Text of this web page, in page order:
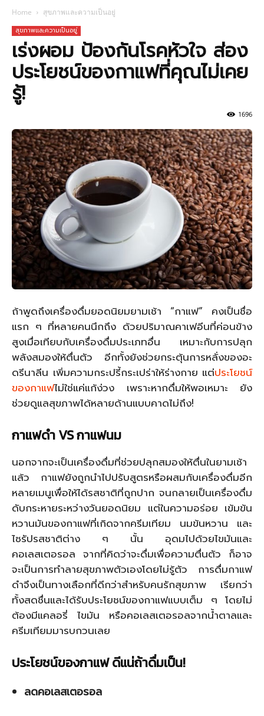
Home สุขภาพและความเป็นอยู่
สุขภาพและความเป็นอยู่
เร่งผอม ป้องกันโรคหัวใจ ส่อง
ประโยชน์ของกาแฟที่คุณไม่เคย
รู้!
1696
ถ้าพูดถึงเครื่องดื่มยอดนิยมยามเช้า “กาแฟ” คงเป็นชื่อ
แรก ๆ ที่หลายคนนึกถึง ด้วยปริมาณคาเฟอีนที่ค่อนข้าง
สูงเมื่อเทียบกับเครื่องดื่มประเภทอื่น เหมาะกับการปลุก
พลังสมองให้ตื่นตัว อีกทั้งยังช่วยกระตุ้นการหลั่งของอะ
ดรีนาลีน เพิ่มความกระปรี้กระเปร่าให้ร่างกาย แต่ประโยชน์
ของกาแฟไม่ใช่แค่แก้ง่วง เพราะหากดื่มให้พอเหมาะ ยัง
ช่วยดูแลสุขภาพได้หลายด้านแบบคาดไม่ถึง!
กาแฟดำ VS กาแฟนม
นอกจากจะเป็นเครื่องดื่มที่ช่วยปลุกสมองให้ตื่นในยามเช้า
แล้ว กาแฟยังถูกนำไปปรับสูตรหรือผสมกับเครื่องดื่มอีก
หลายเมนูเพื่อให้ได้รสชาติที่ถูกปาก จนกลายเป็นเครื่องดื่ม
ดับกระหายระหว่างวันยอดนิยม แต่ในความอร่อย เข้มข้น
หวานมันของกาแฟที่เกิดจากครีมเทียม นมข้นหวาน และ
ไซรัปรสชาติต่าง ๆ นั้น อุดมไปด้วยไขมันและ
คอเลสเตอรอล จากที่คิดว่าจะดื่มเพื่อความตื่นตัว ก็อาจ
จะเป็นการทำลายสุขภาพตัวเองโดยไม่รู้ตัว การดื่มกาแฟ
ดำจึงเป็นทางเลือกที่ดีกว่าสำหรับคนรักสุขภาพ เรียกว่า
ทั้งสดชื่นและได้รับประโยชน์ของกาแฟแบบเต็ม ๆ โดยไม่
ต้องมีแคลอรี่ ไขมัน หรือคอเลสเตอรอลจากน้ำตาลและ
ครีมเทียมมารบกวนเลย
ประโยชน์ของกาแฟดีแน่ถ้าดื่มเป็น!
ลดคอเลสเตอรอล